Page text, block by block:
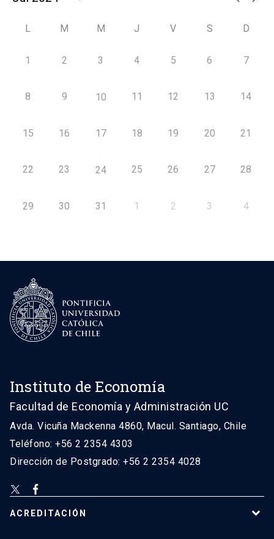
L M M J V S D
1 2 3 4 5 6 7
8 9 10 11 12 13 14
15 16 17 18 19 20 21
22 23 24 25 26 27 28
29 30 31 1 2 3 4
Instituto de Economía
Facultad de Economía y Administración UC
Avda. Vicuña Mackenna 4860, Macul. Santiago, Chile
Teléfono: +56 2 2354 4303
Dirección de Postgrado: +56 2 2354 4028
ACREDITACIÓN